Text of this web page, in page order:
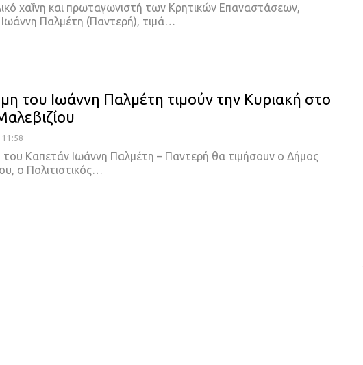
χαΐνη και πρωταγωνιστή των Κρητικών Επαναστάσεων,
Παλμέτη (Παντερή), τιμά…
του Ιωάννη Παλμέτη τιμούν την Κυριακή στο
του Καπετάν Ιωάννη Παλμέτη – Παντερή θα τιμήσουν ο Δήμος
ο Πολιτιστικός…